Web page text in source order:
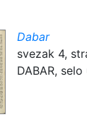
Dabar
svezak 4,
DABAR,